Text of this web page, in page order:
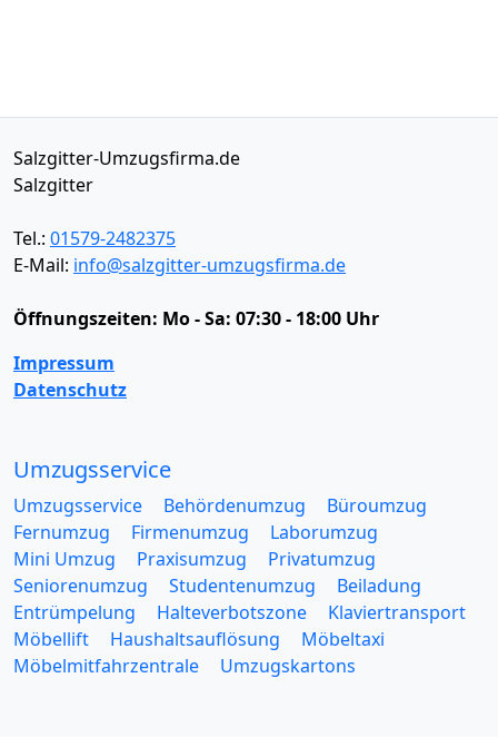
Salzgitter-Umzugsfirma.de
Salzgitter
Tel.: 01579-2482375
E-Mail: info@salzgitter-umzugsfirma.de
Öffnungszeiten: Mo - Sa: 07:30 - 18:00 Uhr
Impressum
Datenschutz
Umzugsservice
Umzugsservice Behördenumzug
Büroumzug
Fernumzug
Firmenumzug
Laborumzug
Mini Umzug
Praxisumzug
Privatumzug
Seniorenumzug
Studentenumzug
Beiladung
Entrümpelung
Halteverbotszone
Klaviertransport
Möbellift
Haushaltsauflösung
Möbeltaxi
Möbelmitfahrzentrale
Umzugskartons